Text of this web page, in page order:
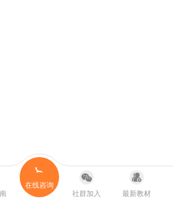
在线咨询
社群加入
最新教材